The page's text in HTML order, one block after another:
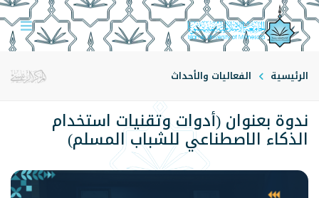
الرئيسية الفعاليات والأحداث
ندوة بعنوان (أدوات وتقنيات استخدام
الذكاء الاصطناعي للشباب المسلم)